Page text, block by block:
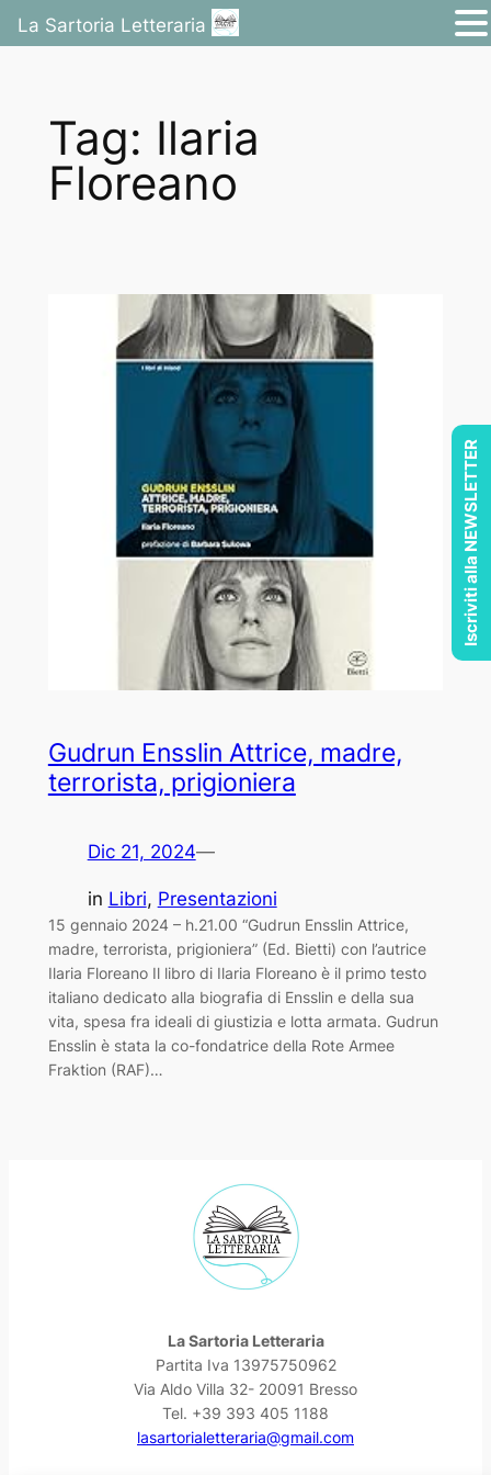
contenuto
Tag: Ilaria
Floreano
Gudrun Ensslin Attrice, madre,
terrorista, prigioniera
Dic 21, 2024—
in Libri, Presentazioni
15 gennaio 2024 – h.21.00 “Gudrun Ensslin Attrice,
madre, terrorista, prigioniera” (Ed. Bietti) con l’autrice
Ilaria Floreano Il libro di Ilaria Floreano è il primo testo
italiano dedicato alla biografia di Ensslin e della sua
vita, spesa fra ideali di giustizia e lotta armata. Gudrun
Ensslin è stata la co-fondatrice della Rote Armee
Fraktion (RAF)…
La Sartoria Letteraria
Partita Iva 13975750962
Via Aldo Villa 32- 20091 Bresso
Tel. +39 393 405 1188
lasartorialetteraria@gmail.com
La Sartoria Letteraria
Iscriviti alla NEWSLETTER